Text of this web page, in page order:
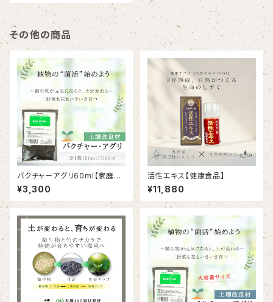
その他の商品
バクチャーアグリ60ml【家庭菜
園用】
¥3,300
活性エキス【健康食品】
¥11,880